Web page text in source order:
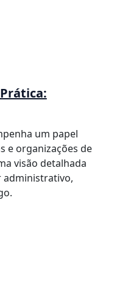
um papel
e organizações de
visão detalhada
administrativo,